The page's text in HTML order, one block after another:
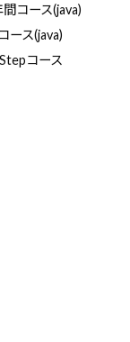
コース(java)
ース(java)
コース